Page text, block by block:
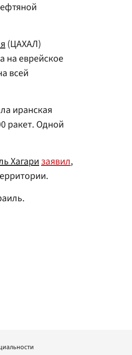
(ЦАХАЛ)
на еврейское
всей
иранская
ракет. Одной
Хагаризаявил,